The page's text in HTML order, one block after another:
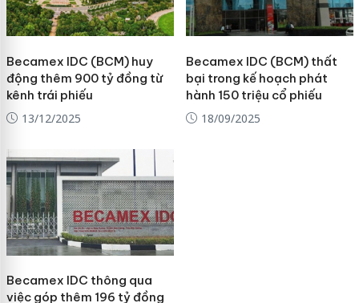
Becamex IDC (BCM) huy
động thêm 900 tỷ đồng từ
kênh trái phiếu
13/12/2025
Becamex IDC (BCM) thất
bại trong kế hoạch phát
hành 150 triệu cổ phiếu
18/09/2025
Becamex IDC thông qua
việc góp thêm 196 tỷ đồng